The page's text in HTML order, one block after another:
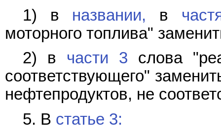
1) в названии, в
моторного топлива"
2) в части 3 слова
соответствующего"
нефтепродуктов, не
5. В статье 3: